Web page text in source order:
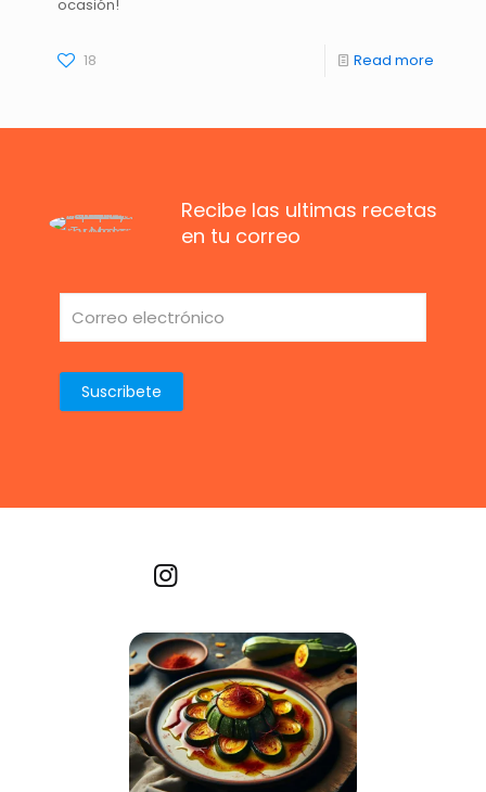
ocasión!
18 Read more
Recibe las ultimas recetas
en tu correo